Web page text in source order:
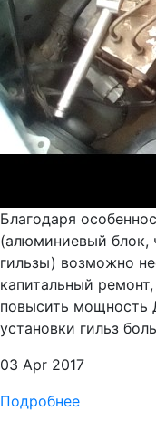
Благодаря
(алюминиевый блок,
гильзы) возможно
капитальный
повысить мощность
установки гильз
03 Apr 2017
Подробнее